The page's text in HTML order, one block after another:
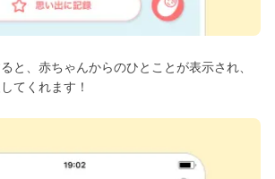
と、赤ちゃんからのひとことが表示され、
てくれます！